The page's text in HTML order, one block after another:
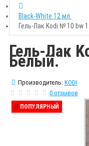
Black-White 12 мл.
Гель-Лак Kodi № 10 bw
Гель-Лак
Белый.
Производитель: KODI
0 отзывов
ПОПУЛЯРНЫЙ